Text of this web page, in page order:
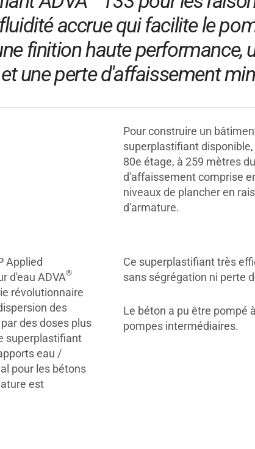
accrue qui facilite le
finition haute performance,
une perte d'affaissement
Pour construire un
superplastifiant
80e étage, à 259 mètres
d'affaissement comprise
niveaux de plancher en
d'armature.
Applied
d'eau ADVA®
révolutionnaire
des
des doses plus
superplastifiant
eau /
pour les bétons
est
Ce superplastifiant très
sans ségrégation ni perte
Le béton a pu être pompé
pompes intermédiaires.